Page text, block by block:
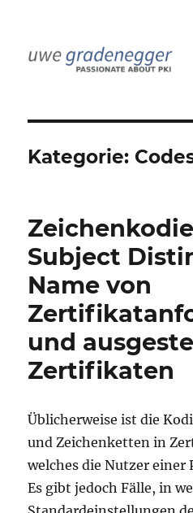
Kategorie:
Subject
Name von
und
Zertifikaten
Üblicherweise ist die
und Zeichenketten in
welches die Nutzer einer
Es gibt jedoch Fälle, in